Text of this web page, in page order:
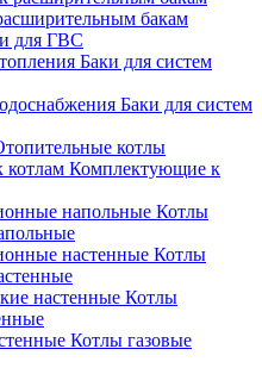
бакам
для ГВС
Баки для систем
Баки для систем
котлы
Комплектующие к
Котлы
Котлы
Котлы
Котлы газовые